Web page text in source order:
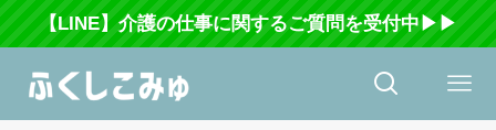
【LINE】介護の仕事に関するご質問を受付中▶▶